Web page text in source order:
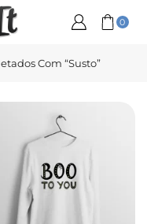
0
Com “Susto”